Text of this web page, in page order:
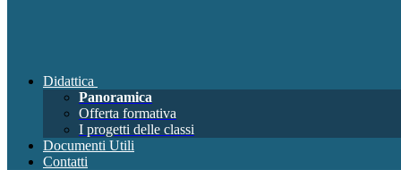
Didattica
Panoramica
Offerta formativa
I progetti delle classi
Documenti Utili
Contatti